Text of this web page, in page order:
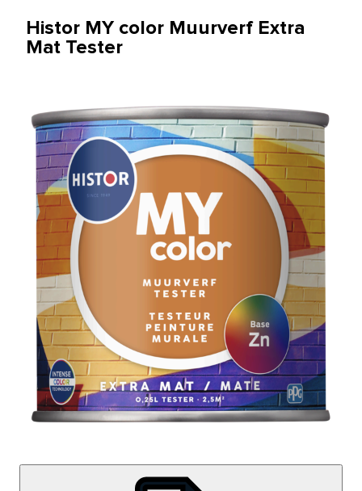
Histor MY color Muurverf Extra
Mat Tester